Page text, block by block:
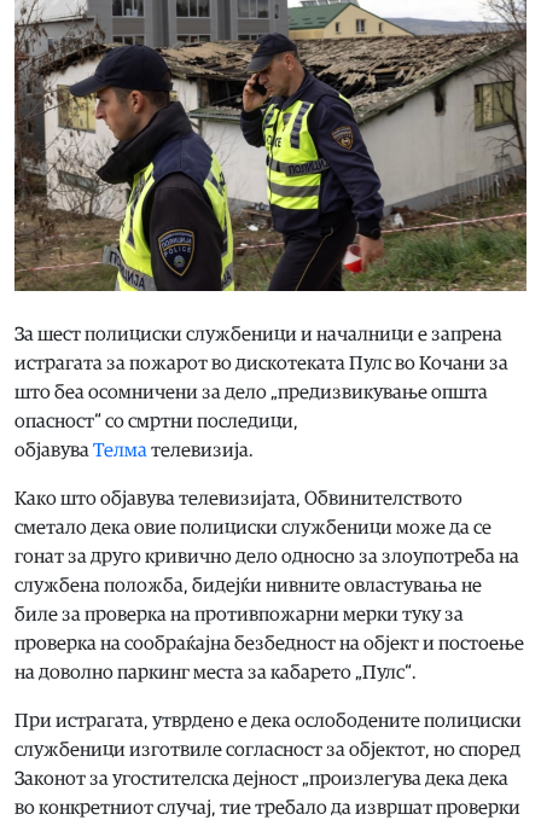
За шест полициски службеници и началници е запрена
истрагата за пожарот во дискотеката Пулс во Кочани за
што беа осомничени за дело „предизвикување општа
опасност“ со смртни последици,
објавуваТелмателевизија.
Како што објавува телевизијата, Обвинителството
сметало дека овие полициски службеници може да се
гонат за друго кривично дело односно за злоупотреба на
службена положба, бидејќи нивните овластувања не
биле за проверка на противпожарни мерки туку за
проверка на сообраќајна безбедност на објект и постоење
на доволно паркинг места за кабарето „Пулс“.
При истрагата, утврдено е дека ослободените полициски
службеници изготвиле согласност за објектот, но според
Законот за угостителска дејност „произлегува дека дека
во конкретниот случај, тие требало да извршат проверки